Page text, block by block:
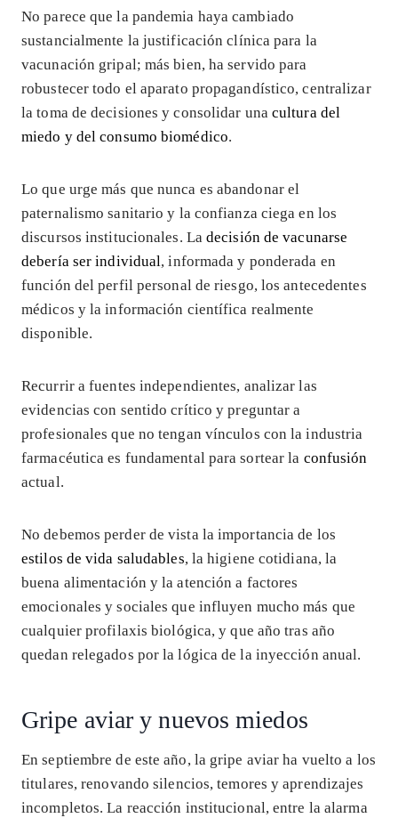
No parece que la pandemia haya cambiado
sustancialmente la justificación clínica para la
vacunación gripal; más bien, ha servido para
robustecer todo el aparato propagandístico, centralizar
la toma de decisiones y consolidar una cultura del
miedo y del consumo biomédico.
Lo que urge más que nunca es abandonar el
paternalismo sanitario y la confianza ciega en los
discursos institucionales. Ladecisión de vacunarse
debería ser individual, informada y ponderada en
función del perfil personal de riesgo, los antecedentes
médicos y la información científica realmente
disponible.
Recurrir a fuentes independientes, analizar las
evidencias con sentido crítico y preguntar a
profesionales que no tengan vínculos con la industria
farmacéutica es fundamental para sortear la confusión
actual.
No debemos perder de vista la importancia de los
estilos de vida saludables, la higiene cotidiana, la
buena alimentación y la atención a factores
emocionales y sociales que influyen mucho más que
cualquier profilaxis biológica, y que año tras año
quedan relegados por la lógica de la inyección anual.
Gripe aviar y nuevos miedos
En septiembre de este año, la gripe aviar ha vuelto a los
titulares, renovando silencios, temores y aprendizajes
incompletos. La reacción institucional, entre la alarma